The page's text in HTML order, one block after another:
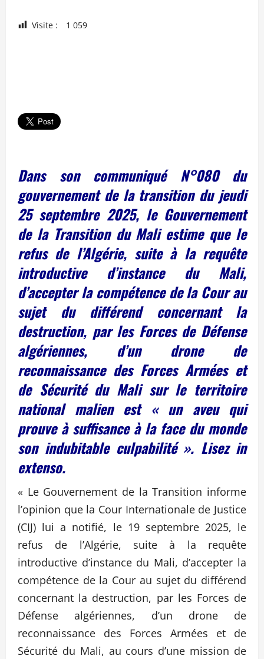
Visite : 1 059
Dans son communiqué N°080 du
gouvernement de la transition du jeudi
25 septembre 2025, le Gouvernement
de la Transition du Mali estime que le
refus de l’Algérie, suite à la requête
introductive d’instance du Mali,
d’accepter la compétence de la Cour au
sujet du différend concernant la
destruction, par les Forces de Défense
algériennes, d’un drone de
reconnaissance des Forces Armées et
de Sécurité du Mali sur le territoire
national malien est « un aveu qui
prouve à suffisance à la face du monde
son indubitable culpabilité ». Lisez in
extenso.
« Le Gouvernement de la Transition informe
l’opinion que la Cour Internationale de Justice
(CIJ) lui a notifié, le 19 septembre 2025, le
refus de l’Algérie, suite à la requête
introductive d’instance du Mali, d’accepter la
compétence de la Cour au sujet du différend
concernant la destruction, par les Forces de
Défense algériennes, d’un drone de
reconnaissance des Forces Armées et de
Sécurité du Mali, au cours d’une mission de